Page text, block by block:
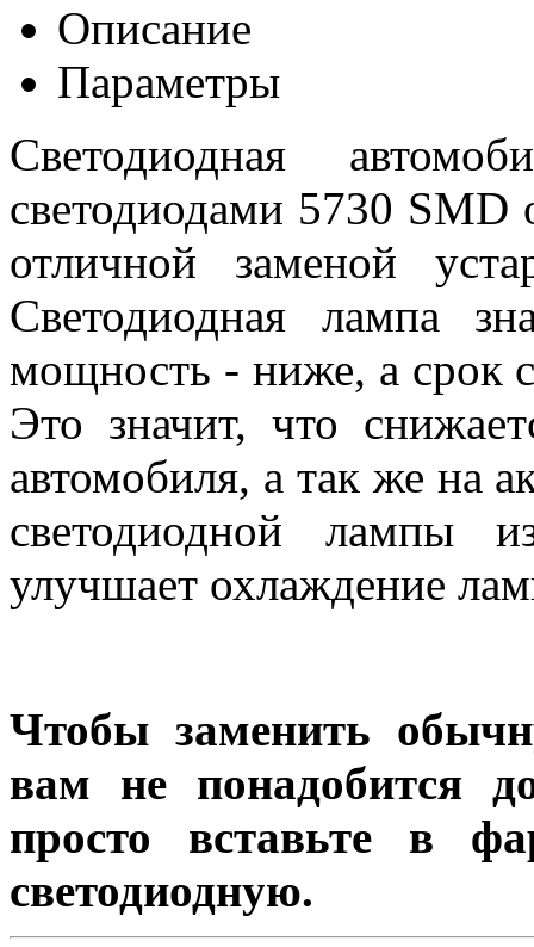
Описание
Параметры
Светодиодная
светодиодами 5730
отличной заменой
Светодиодная лампа
мощность - ниже, а срок
Это значит, что
автомобиля, а так же на
светодиодной лампы
улучшает охлаждение
Чтобы заменить
вам не понадобится
просто вставьте в
светодиодную.